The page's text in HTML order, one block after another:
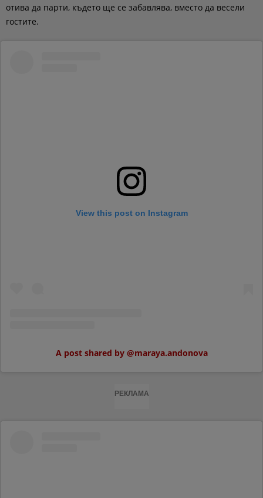
отива да парти, където ще се забавлява, вместо да весели
гостите.
View this post on Instagram
A post shared by @maraya.andonova
РЕКЛАМА